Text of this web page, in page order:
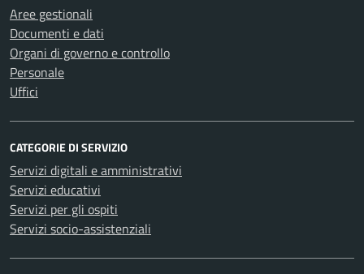
Aree gestionali
Documenti e dati
Organi di governo e controllo
Personale
Uffici
CATEGORIE DI SERVIZIO
Servizi digitali e amministrativi
Servizi educativi
Servizi per gli ospiti
Servizi socio-assistenziali